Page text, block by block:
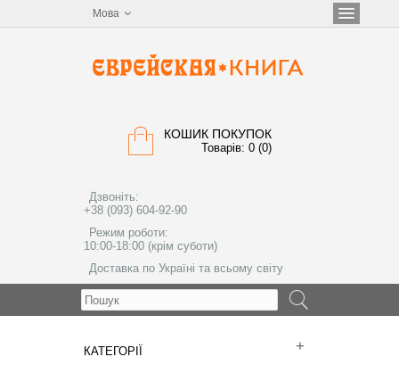
Мова
КОШИК ПОКУПОК
Товарів: 0 (0)
Дзвоніть:
+38 (093) 604-92-90
Режим роботи:
10:00-18:00 (крім суботи)
Доставка по Україні та всьому світу
КАТЕГОРІЇ